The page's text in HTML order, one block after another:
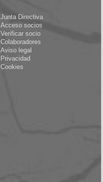
Junta Directiva
Acceso socios
Verificar socio
Colaboradores
Aviso legal
Privacidad
Cookies